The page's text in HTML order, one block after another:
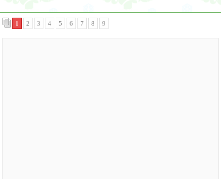
1 2 3 4 5 6 7 8 9